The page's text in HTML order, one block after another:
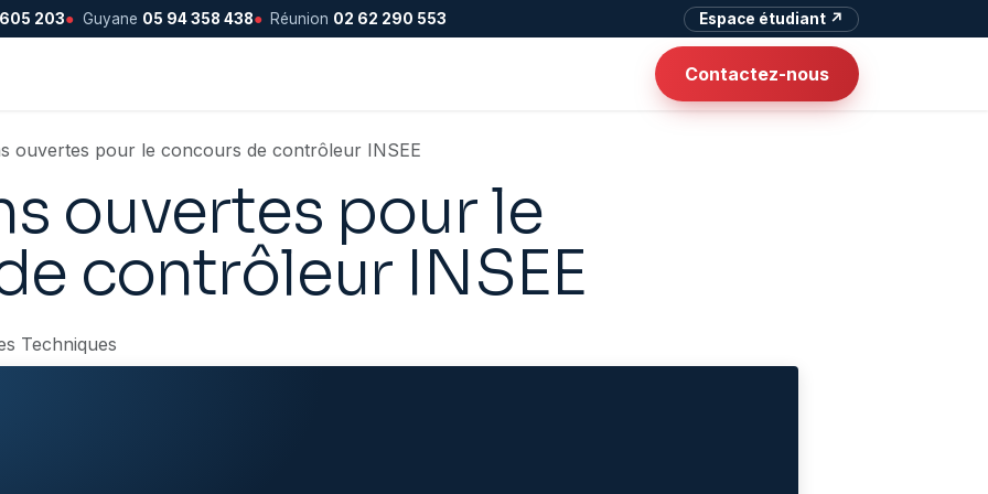
203● Guyane 05 94 358 438● Réunion 02 62 290 553 Espace étudiant ↗
Contactez-nous
ouvertes pour le concours de contrôleur INSEE
ouvertes pour le
contrôleur INSEE
Techniques